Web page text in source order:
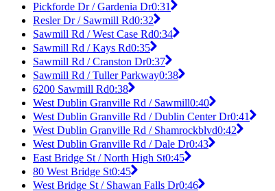
Pickforde Dr / Gardenia Dr0:31
Resler Dr / Sawmill Rd0:32
Sawmill Rd / West Case Rd0:34
Sawmill Rd / Kays Rd0:35
Sawmill Rd / Cranston Dr0:37
Sawmill Rd / Tuller Parkway0:38
6200 Sawmill Rd0:38
West Dublin Granville Rd / Sawmill0:40
West Dublin Granville Rd / Dublin Center Dr0:41
West Dublin Granville Rd / Shamrockblvd0:42
West Dublin Granville Rd / Dale Dr0:43
East Bridge St / North High St0:45
80 West Bridge St0:45
West Bridge St / Shawan Falls Dr0:46